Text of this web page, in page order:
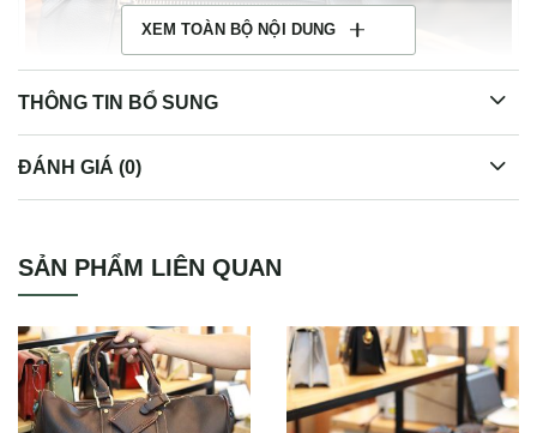
XEM TOÀN BỘ NỘI DUNG
THÔNG TIN BỔ SUNG
ĐÁNH GIÁ (0)
SẢN PHẨM LIÊN QUAN